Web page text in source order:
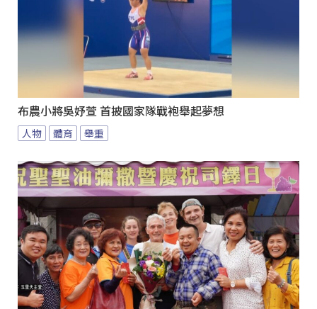
布農小將吳妤萱 首披國家隊戰袍舉起夢想
人物 體育 舉重